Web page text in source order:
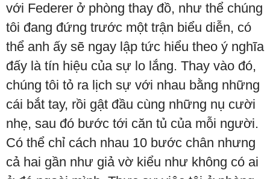
với Federer ở phòng thay đồ, như thể chúng
tôi đang đứng trước một trận biểu diễn, có
thể anh ấy sẽ ngay lập tức hiểu theo ý nghĩa
đấy là tín hiệu của sự lo lắng. Thay vào đó,
chúng tôi tỏ ra lịch sự với nhau bằng những
cái bắt tay, rồi gật đầu cùng những nụ cười
nhẹ, sau đó bước tới căn tủ của mỗi người.
Có thể chỉ cách nhau 10 bước chân nhưng
cả hai gần như giả vờ kiểu như không có ai